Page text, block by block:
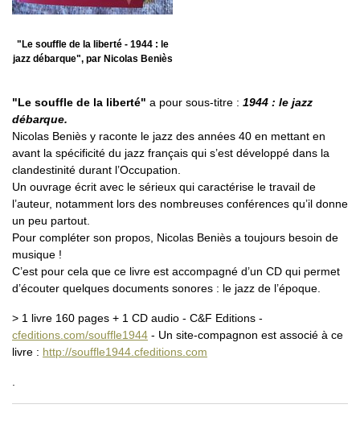
"Le souffle de la liberté - 1944 : le
jazz débarque", par Nicolas Beniès
"Le souffle de la liberté" a pour sous-titre : 1944 : le jazz
débarque.
Nicolas Beniès y raconte le jazz des années 40 en mettant en
avant la spécificité du jazz français qui s’est développé dans la
clandestinité durant l’Occupation.
Un ouvrage écrit avec le sérieux qui caractérise le travail de
l’auteur, notamment lors des nombreuses conférences qu’il donne
un peu partout.
Pour compléter son propos, Nicolas Beniès a toujours besoin de
musique !
C’est pour cela que ce livre est accompagné d’un CD qui permet
d’écouter quelques documents sonores : le jazz de l’époque.
> 1 livre 160 pages + 1 CD audio - C&F Editions -
cfeditions.com/souffle1944 - Un site-compagnon est associé à ce
livre : http://souffle1944.cfeditions.com